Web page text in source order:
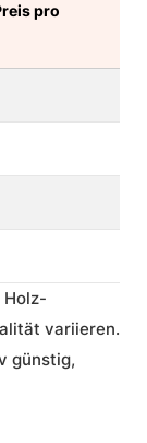
pro
Holz-
variieren.
günstig,